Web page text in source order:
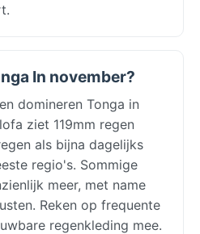
In november?
domineren Tonga in
ziet 119mm regen
als bijna dagelijks
regio's. Sommige
meer, met name
Reken op frequente
regenkleding mee.